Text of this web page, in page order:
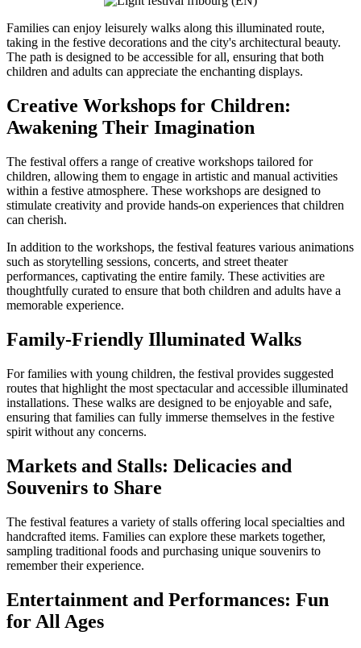
Families can enjoy leisurely walks along this illuminated route,
taking in the festive decorations and the city's architectural beauty.
The path is designed to be accessible for all, ensuring that both
children and adults can appreciate the enchanting displays.
Creative Workshops for Children:
Awakening Their Imagination
The festival offers a range of creative workshops tailored for
children, allowing them to engage in artistic and manual activities
within a festive atmosphere. These workshops are designed to
stimulate creativity and provide hands-on experiences that children
can cherish.
In addition to the workshops, the festival features various animations
such as storytelling sessions, concerts, and street theater
performances, captivating the entire family. These activities are
thoughtfully curated to ensure that both children and adults have a
memorable experience.
Family-Friendly Illuminated Walks
For families with young children, the festival provides suggested
routes that highlight the most spectacular and accessible illuminated
installations. These walks are designed to be enjoyable and safe,
ensuring that families can fully immerse themselves in the festive
spirit without any concerns.
Markets and Stalls: Delicacies and
Souvenirs to Share
The festival features a variety of stalls offering local specialties and
handcrafted items. Families can explore these markets together,
sampling traditional foods and purchasing unique souvenirs to
remember their experience.
Entertainment and Performances: Fun
for All Ages